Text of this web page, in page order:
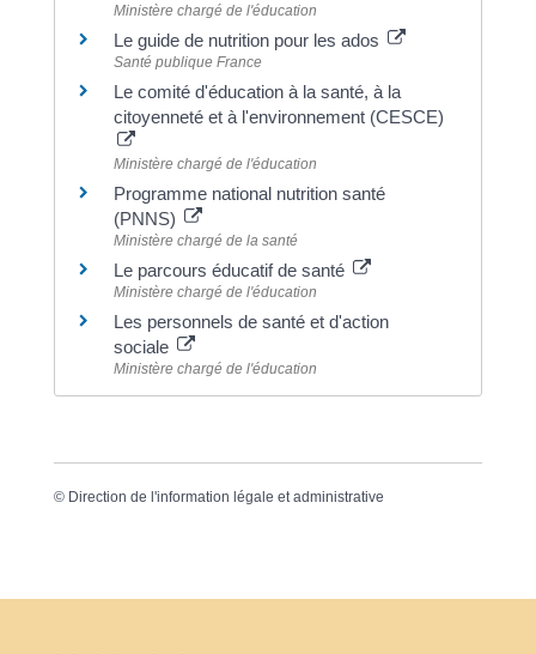
Ministère chargé de l'éducation
Le guide de nutrition pour les ados
Santé publique France
Le comité d'éducation à la santé, à la
citoyenneté et à l'environnement (CESCE)
Ministère chargé de l'éducation
Programme national nutrition santé
(PNNS)
Ministère chargé de la santé
Le parcours éducatif de santé
Ministère chargé de l'éducation
Les personnels de santé et d'action
sociale
Ministère chargé de l'éducation
© Direction de l'information légale et administrative